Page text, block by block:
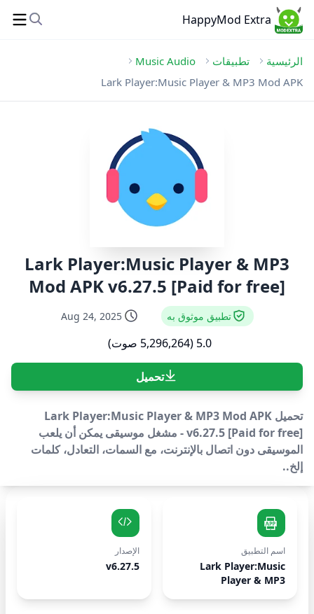
HappyMod Extra
الرئيسية تطبيقات
Music Audio
Lark Player:Music Player & MP3 Mod APK
Lark Player:Music Player & MP3
Mod APK v6.27.5 [Paid for free]
تطبيق موثوق به Aug 24, 2025
5.0 (5,296,264 صوت)
تحميل
تحميل Lark Player:Music Player & MP3 Mod APK
v6.27.5 [Paid for free] - مشغل موسيقى يمكن أن يلعب
الموسيقى دون اتصال بالإنترنت، مع السمات، التعادل، كلمات
إلخ..
اسم التطبيق
Lark Player:Music
Player & MP3
الإصدار
v6.27.5